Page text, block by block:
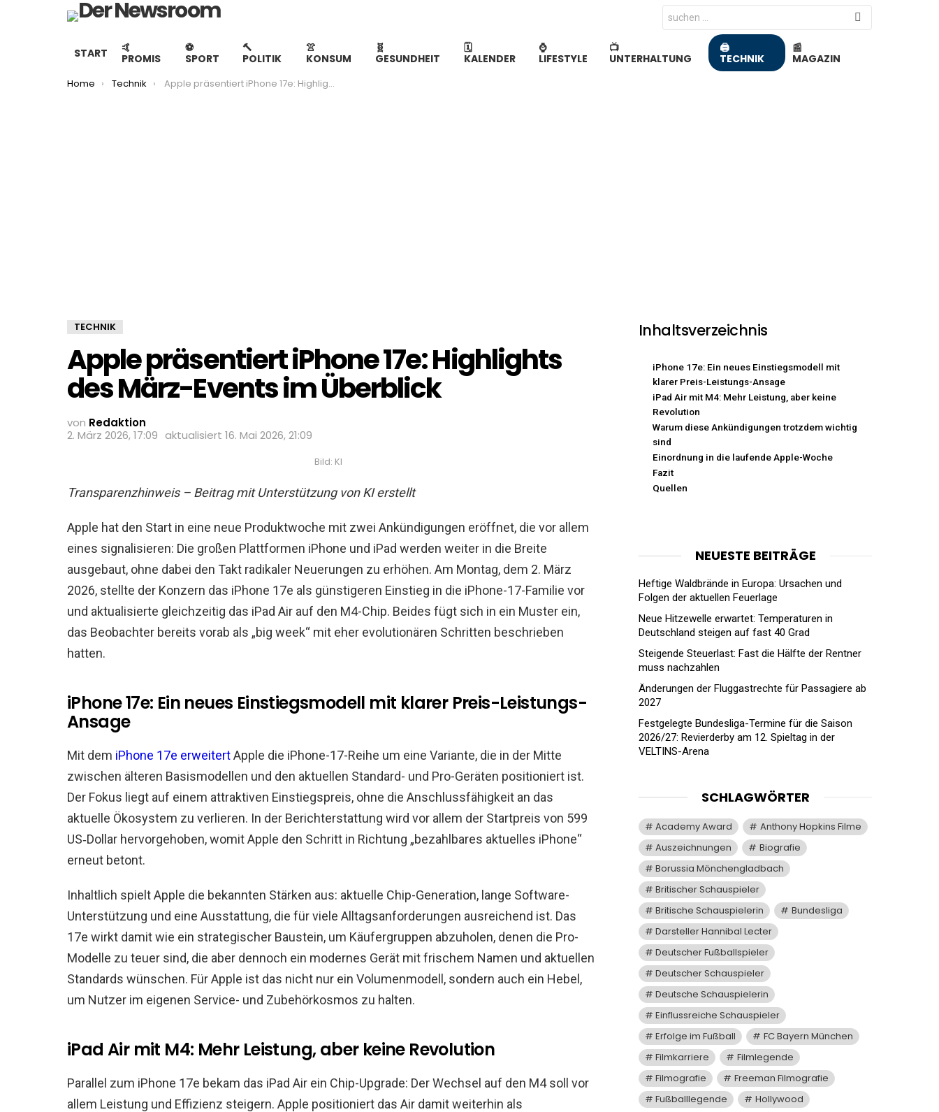
Search
for:
START
🤙
PROMIS
⚽️
SPORT
🔨
POLITIK
👚
KONSUM
🧬
GESUNDHEIT
🗓
KALENDER
⌚️
LIFESTYLE
📺
UNTERHALTUNG
🖨️
TECHNIK
📰
MAGAZIN
You are here:
Home Technik Apple präsentiert iPhone 17e: Highlights des März-Events im Überblick
TECHNIK
Apple präsentiert iPhone 17e: Highlights
des März-Events im Überblick
von Redaktion
2. März 2026, 17:09 aktualisiert 16. Mai 2026, 21:09
Bild: KI
Transparenzhinweis – Beitrag mit Unterstützung von KI erstellt
Apple hat den Start in eine neue Produktwoche mit zwei Ankündigungen eröffnet, die vor allem
eines signalisieren: Die großen Plattformen iPhone und iPad werden weiter in die Breite
ausgebaut, ohne dabei den Takt radikaler Neuerungen zu erhöhen. Am Montag, dem 2. März
2026, stellte der Konzern das iPhone 17e als günstigeren Einstieg in die iPhone-17-Familie vor
und aktualisierte gleichzeitig das iPad Air auf den M4-Chip. Beides fügt sich in ein Muster ein,
das Beobachter bereits vorab als „big week“ mit eher evolutionären Schritten beschrieben
hatten.
iPhone 17e: Ein neues Einstiegsmodell mit klarer Preis-Leistungs-
Ansage
Mit dem iPhone 17e erweitertApple die iPhone-17-Reihe um eine Variante, die in der Mitte
zwischen älteren Basismodellen und den aktuellen Standard- und Pro-Geräten positioniert ist.
Der Fokus liegt auf einem attraktiven Einstiegspreis, ohne die Anschlussfähigkeit an das
aktuelle Ökosystem zu verlieren. In der Berichterstattung wird vor allem der Startpreis von 599
US‑Dollar hervorgehoben, womit Apple den Schritt in Richtung „bezahlbares aktuelles iPhone“
erneut betont.
Inhaltlich spielt Apple die bekannten Stärken aus: aktuelle Chip-Generation, lange Software-
Unterstützung und eine Ausstattung, die für viele Alltagsanforderungen ausreichend ist. Das
17e wirkt damit wie ein strategischer Baustein, um Käufergruppen abzuholen, denen die Pro-
Modelle zu teuer sind, die aber dennoch ein modernes Gerät mit frischem Namen und aktuellen
Standards wünschen. Für Apple ist das nicht nur ein Volumenmodell, sondern auch ein Hebel,
um Nutzer im eigenen Service- und Zubehörkosmos zu halten.
iPad Air mit M4: Mehr Leistung, aber keine Revolution
Parallel zum iPhone 17e bekam das iPad Air ein Chip-Upgrade: Der Wechsel auf den M4 soll vor
allem Leistung und Effizienz steigern. Apple positioniert das Air damit weiterhin als
Inhaltsverzeichnis
iPhone 17e: Ein neues Einstiegsmodell mit
klarer Preis-Leistungs-Ansage
iPad Air mit M4: Mehr Leistung, aber keine
Revolution
Warum diese Ankündigungen trotzdem wichtig
sind
Einordnung in die laufende Apple-Woche
Fazit
Quellen
NEUESTE BEITRÄGE
Heftige Waldbrände in Europa: Ursachen und
Folgen der aktuellen Feuerlage
Neue Hitzewelle erwartet: Temperaturen in
Deutschland steigen auf fast 40 Grad
Steigende Steuerlast: Fast die Hälfte der Rentner
muss nachzahlen
Änderungen der Fluggastrechte für Passagiere ab
2027
Festgelegte Bundesliga-Termine für die Saison
2026/27: Revierderby am 12. Spieltag in der
VELTINS-Arena
SCHLAGWÖRTER
Academy Award
Anthony Hopkins Filme
Auszeichnungen
Biografie
Borussia Mönchengladbach
Britischer Schauspieler
Britische Schauspielerin
Bundesliga
Darsteller Hannibal Lecter
Deutscher Fußballspieler
Deutscher Schauspieler
Deutsche Schauspielerin
Einflussreiche Schauspieler
Erfolge im Fußball
FC Bayern München
Filmkarriere
Filmlegende
Filmografie
Freeman Filmografie
Fußballlegende
Hollywood